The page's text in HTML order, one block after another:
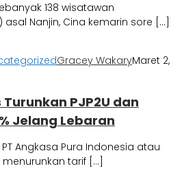
138 wisatawan
Nanjin, Cina kemarin sore […]
Gracey WakaryMaret 2,
PJP2U dan
Jelang Lebaran
PT Angkasa Pura Indonesia atau
tarif […]